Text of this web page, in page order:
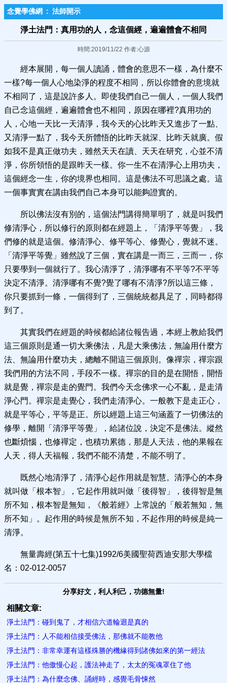
念覺學佛網 : 法師開示
淨土法門：真用功的人，念這個經，遍遍體會不相同
時間:2019/11/22 作者:心源
經本展開，每一個人讀誦，體會的意思不一樣，為什麼不
一樣?每一個人心地染淨的程度不相同，所以你體會的意境就
不相同了，這是說許多人。即使我們自己一個人，一個人我們
自己念這個經，遍遍體會也不相同，原因在哪裡?真用功的
人，心地一天比一天清淨，我今天的心比昨天又進步了一點、
又清淨一點了，我今天所體悟的比昨天就深、比昨天就廣。假
如我不是真正做功夫，雖然天天在讀、天天在研究，心並不清
淨，你所領悟的是跟昨天一樣。你一生不在清淨心上用功夫，
這個經念一生，你的境界也相同。這是佛法不可思議之處。這
一個事實實在講由我們自己本身可以能夠證實的。
所以佛法沒有別的，這個法門講得簡單明了，就是叫我們
修清淨心，所以修行的原則都在經題上，「清淨平等覺」，我
們修的就是這個。修清淨心、修平等心、修覺心，覺就不迷。
「清淨平等覺」雖然說了三個，實在講是一而三，三而一，你
只要學到一個就行了。我心清淨了，清淨哪有不平等?不平等
決定不清淨。清淨哪有不覺?覺了哪有不清淨?所以這三條，
你只要抓到一條，一個得到了，三個統統都具足了，同時都得
到了。
其實我們在經題的時候都給諸位報告過，本經上教給我們
這三個原則是通一切大乘佛法，凡是大乘佛法，無論用什麼方
法、無論用什麼功夫，總離不開這三個原則。像禪宗，禪宗跟
我們用的方法不同，手段不一樣。禪宗的目的是在開悟，開悟
就是覺，禪宗是走的覺門。我們今天念佛求一心不亂，是走清
淨心門。禪宗是走覺心，我們走清淨心。一般教下是走正心，
就是平等心，平等是正。所以經題上這三句涵蓋了一切佛法的
修學，離開「清淨平等覺」，給諸位說，決定不是佛法。縱然
也斷煩惱，也修禪定，也積功累德，那是人天法，他的果報在
人天，得人天福報，我們不能不清楚，不能不明了。
既然心地清淨了，清淨心起作用就是智慧。清淨心的本身
就叫做「根本智」，它起作用就叫做「後得智」，後得智是無
所不知，根本智是無知，《般若經》上常說的「般若無知，無
所不知」。起作用的時候是無所不知，不起作用的時候是純一
清淨。
無量壽經(第五十七集)1992/6美國聖荷西迪安那大學檔
名：02-012-0057
分享好文，利人利己，功德無量!
相關文章:
淨土法門：碰到鬼了，才相信六道輪迴是真的
淨土法門：人不能相信接受佛法，那佛就不能教他
淨土法門：非常幸運有這樣殊勝的機緣得到諸佛如來的第一經法
淨土法門：他傲慢心起，護法神走了，太太的冤魂罩住了他
淨土法門：為什麼念佛、誦經時，感覺毛骨悚然